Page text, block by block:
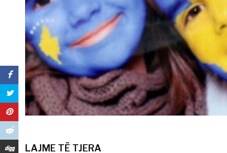
LAJME TË TJERA